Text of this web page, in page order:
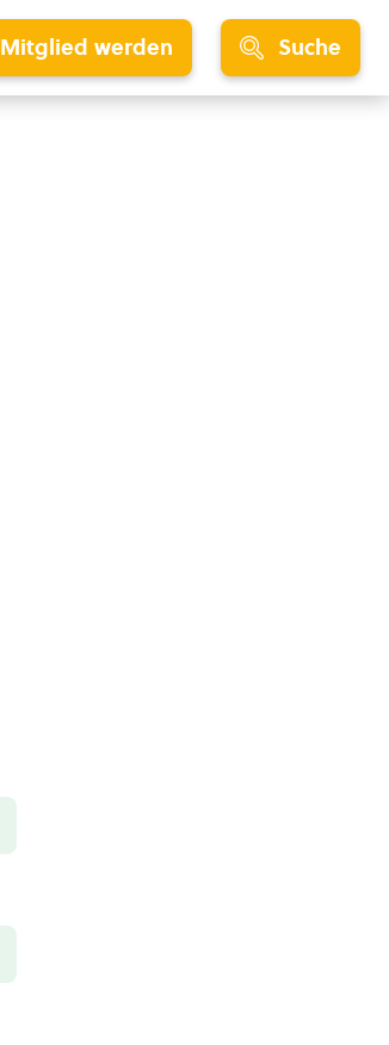
Mitglied werden Suche